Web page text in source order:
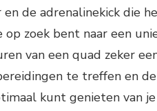
de adrenalinekick die
zoek bent naar een
van een quad zeker
te treffen en
kunt genieten van